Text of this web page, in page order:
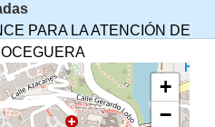
PARA LA ATENCIÓN DE
+
−